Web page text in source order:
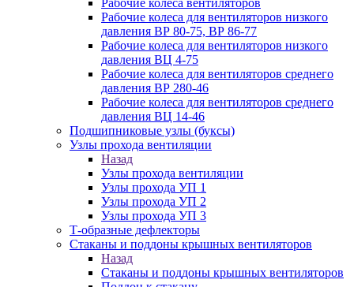
Рабочие колеса вентиляторов
Рабочие колеса для вентиляторов низкого
давления ВР 80-75, ВР 86-77
Рабочие колеса для вентиляторов низкого
давления ВЦ 4-75
Рабочие колеса для вентиляторов среднего
давления ВР 280-46
Рабочие колеса для вентиляторов среднего
давления ВЦ 14-46
Подшипниковые узлы (буксы)
Узлы прохода вентиляции
Назад
Узлы прохода вентиляции
Узлы прохода УП 1
Узлы прохода УП 2
Узлы прохода УП 3
Т-образные дефлекторы
Стаканы и поддоны крышных вентиляторов
Назад
Стаканы и поддоны крышных вентиляторов